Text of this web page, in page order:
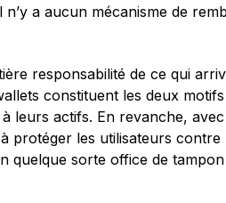
a aucun mécanisme de
responsabilité de ce qui
constituent les deux
leurs actifs. En revanche,
protéger les utilisateurs
quelque sorte office de